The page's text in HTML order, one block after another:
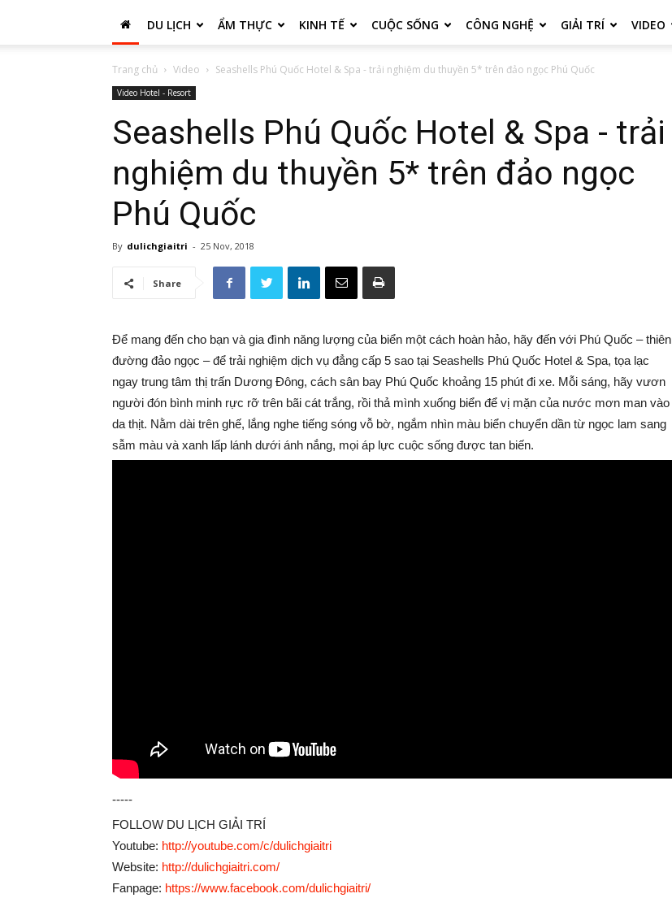
DU LỊCH ẨM THỰC KINH TẾ CUỘC SỐNG CÔNG NGHỆ GIẢI TRÍ VIDEO
Trang chủ Video Seashells Phú Quốc Hotel & Spa - trải nghiệm du thuyền 5* trên đảo ngọc Phú Quốc
Video Hotel - Resort
Seashells Phú Quốc Hotel & Spa - trải
nghiệm du thuyền 5* trên đảo ngọc
Phú Quốc
By dulichgiaitri - 25 Nov, 2018
Share
Để mang đến cho bạn và gia đình năng lượng của biển một cách hoàn hảo, hãy đến với Phú Quốc – thiên
đường đảo ngọc – để trải nghiệm dịch vụ đẳng cấp 5 sao tại Seashells Phú Quốc Hotel & Spa, tọa lạc
ngay trung tâm thị trấn Dương Đông, cách sân bay Phú Quốc khoảng 15 phút đi xe. Mỗi sáng, hãy vươn
người đón bình minh rực rỡ trên bãi cát trắng, rồi thả mình xuống biển để vị mặn của nước mơn man vào
da thịt. Nằm dài trên ghế, lắng nghe tiếng sóng vỗ bờ, ngắm nhìn màu biển chuyển dần từ ngọc lam sang
sẫm màu và xanh lấp lánh dưới ánh nắng, mọi áp lực cuộc sống được tan biến.
-----
FOLLOW DU LỊCH GIẢI TRÍ
Youtube: http://youtube.com/c/dulichgiaitri
Website: http://dulichgiaitri.com/
Fanpage: https://www.facebook.com/dulichgiaitri/